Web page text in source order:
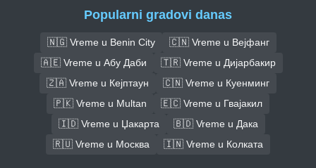
Popularni gradovi danas
🇳🇬 Vreme u Benin City
🇨🇳 Vreme u Вејфанг
🇦🇪 Vreme u Абу Даби
🇹🇷 Vreme u Дијарбакир
🇿🇦 Vreme u Кејптаун
🇨🇳 Vreme u Куенминг
🇵🇰 Vreme u Multan
🇪🇨 Vreme u Гвајакил
🇮🇩 Vreme u Џакарта
🇧🇩 Vreme u Дака
🇷🇺 Vreme u Москва
🇮🇳 Vreme u Колката